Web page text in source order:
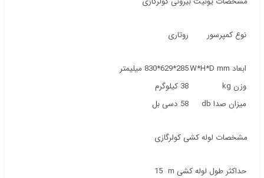
نوع کمپرسور روتاری
ابعاد W*H*D mm
285*629*830 میلیمتر
وزن kg
38 کیلوگرم
میزان صدا db
58 دسی بل
مشخصات لوله کشی کولرگازی
حداکثر طول لوله کشی m
15